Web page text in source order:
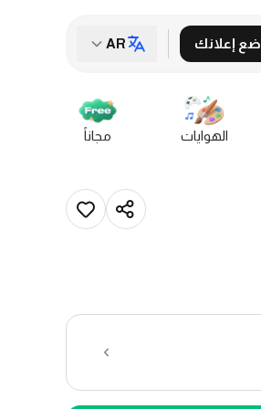
ضع إعلانك AR
الهوايات مجاناً